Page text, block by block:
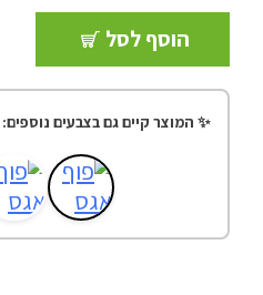
ריהוט לבית
אקססוריז
קטלוג צבעים
הוסף לסל
✨ המוצר קיים גם בצבעים נוספים: